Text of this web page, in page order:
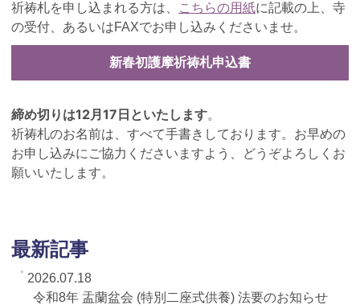
祈祷札を申し込まれる方は、 こちらの用紙に記載の上、寺
の受付、あるいはFAXでお申し込みくださいませ。
新春初護摩祈祷札申込書
締め切りは12月17日といたします。
祈祷札のお名前は、すべて手書きしております。お早めの
お申し込みにご協力くださいますよう、どうぞよろしくお
願いいたします。
最新記事
2026.07.18
令和8年 盂蘭盆会 (特別二座式供養) 法要のお知らせ